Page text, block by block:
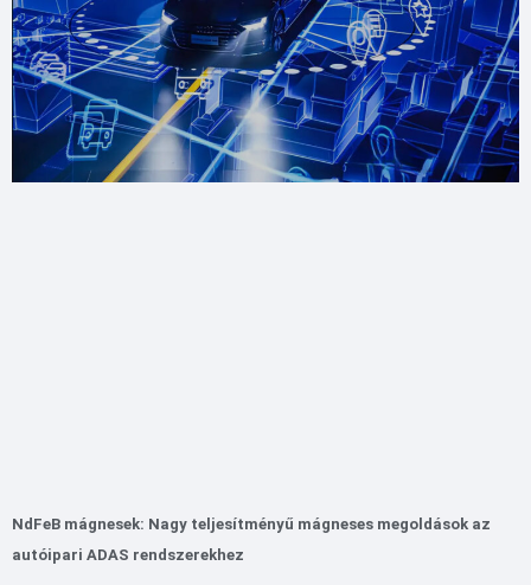
NdFeB mágnesek: Nagy teljesítményű mágneses megoldások az
autóipari ADAS rendszerekhez